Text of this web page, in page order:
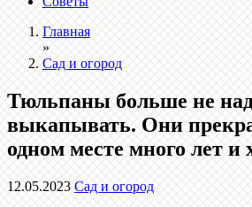
Главная
»
Сад и огород
Тюльпаны больше не
выкапывать. Они
одном месте много лет и
12.05.2023 Сад и огород